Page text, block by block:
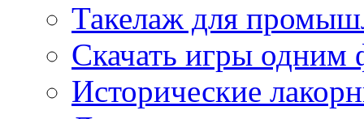
Такелаж для
Скачать игры одним
Исторические